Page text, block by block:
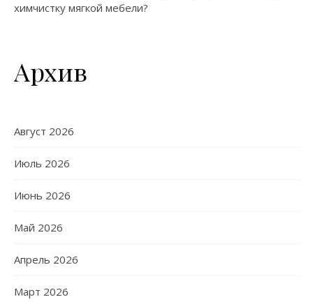
химчистку мягкой мебели?
Архив
Август 2026
Июль 2026
Июнь 2026
Май 2026
Апрель 2026
Март 2026